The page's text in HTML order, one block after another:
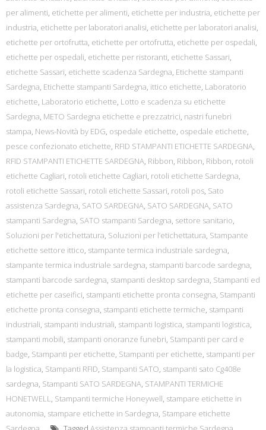
per alimenti, etichette per alimenti, etichette per industria, etichette per
industria, etichette per laboratori analisi, etichette per laboratori analisi,
etichette per ortofrutta, etichette per ortofrutta, etichette per ospedali,
etichette per ospedali, etichette per ristoranti, etichette Sassari,
etichette Sassari, etichette scadenza Sardegna, Etichette stampanti
Sardegna, Etichette stampanti Sardegna, ittico etichette, Laboratorio
etichette, Laboratorio etichette, Lotto e scadenza su etichette
Sardegna, METO Sardegna etichette e prezzatrici, nastri funebri
stampa, News-Novità by EDG, ospedale etichette, ospedale etichette,
pesce confezionato etichette, RFID STAMPANTI ETICHETTE SARDEGNA,
RFID STAMPANTI ETICHETTE SARDEGNA, Ribbon, Ribbon, Ribbon, rotoli
etichette Cagliari, rotoli etichette Cagliari, rotoli etichette Sardegna,
rotoli etichette Sassari, rotoli etichette Sassari, rotoli pos, Sato
assistenza Sardegna, SATO SARDEGNA, SATO SARDEGNA, SATO
stampanti Sardegna, SATO stampanti Sardegna, settore sanitario,
Soluzioni per l'etichettatura, Soluzioni per l’etichettatura, Stampante
etichette settore ittico, stampante termica industriale sardegna,
stampante termica industriale sardegna, stampanti barcode sardegna,
stampanti barcode sardegna, stampanti desktop sardegna, Stampanti ed
etichette per caseifici, stampanti etichette pronta consegna, Stampanti
etichette pronta consegna, stampanti etichette termiche, stampanti
industriali, stampanti industriali, stampanti logistica, stampanti logistica,
stampanti mobili, stampanti onoranze funebri, Stampanti per card e
badge, Stampanti per etichette, Stampanti per etichette, stampanti per
la logistica, Stampanti RFID, Stampanti SATO, stampanti sato Cg408e
sardegna, Stampanti SATO SARDEGNA, STAMPANTI TERMICHE
HONETWELL, Stampanti termiche Honeywell, stampare etichette in
autonomia, stampare etichette in Sardegna, Stampare etichette